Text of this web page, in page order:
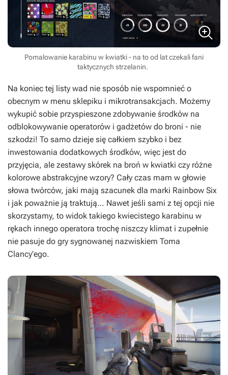
Pomalowanie karabinu w kwiatki - na to od lat czekali fani
taktycznych strzelanin.
Na koniec tej listy wad nie sposób nie wspomnieć o
obecnym w menu sklepiku i mikrotransakcjach. Możemy
wykupić sobie przyspieszone zdobywanie środków na
odblokowywanie operatorów i gadżetów do broni - nie
szkodzi! To samo dzieje się całkiem szybko i bez
inwestowania dodatkowych środków, więc jest do
przyjęcia, ale zestawy skórek na broń w kwiatki czy różne
kolorowe abstrakcyjne wzory? Cały czas mam w głowie
słowa twórców, jaki mają szacunek dla marki Rainbow Six
i jak poważnie ją traktują… Nawet jeśli sami z tej opcji nie
skorzystamy, to widok takiego kwiecistego karabinu w
rękach innego operatora trochę niszczy klimat i zupełnie
nie pasuje do gry sygnowanej nazwiskiem Toma
Clancy’ego.